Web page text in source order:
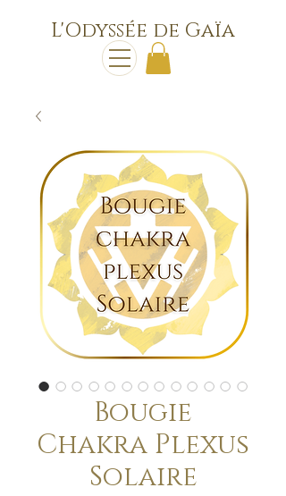
L'Odyssée de Gaïa
Bougie
Chakra Plexus
Solaire